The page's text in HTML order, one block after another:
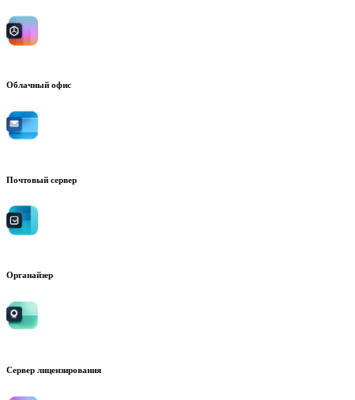
Облачный офис
Почтовый сервер
Органайзер
Сервер лицензирования